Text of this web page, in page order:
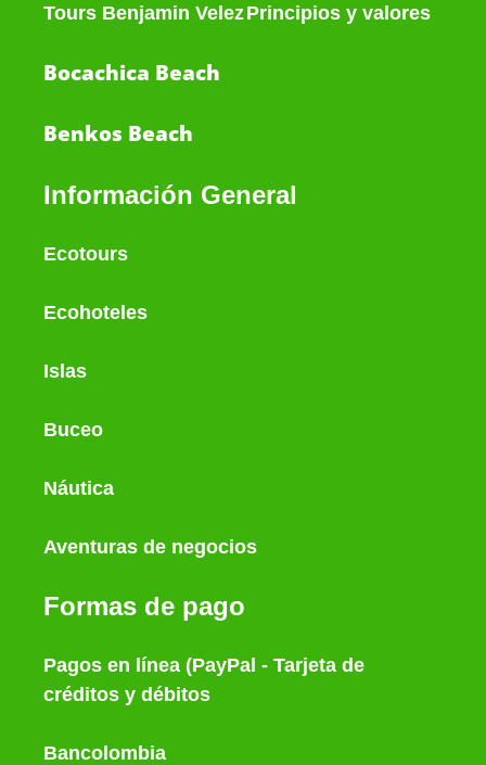
Tours Benjamin Velez
Bocachica Beach
Benkos Beach
Principios y valores
Información General
Ecotours
Ecohoteles
Islas
Buceo
Náutica
Aventuras de negocios
Formas de pago
Pagos en línea (PayPal - Tarjeta de
créditos y débitos
Bancolombia